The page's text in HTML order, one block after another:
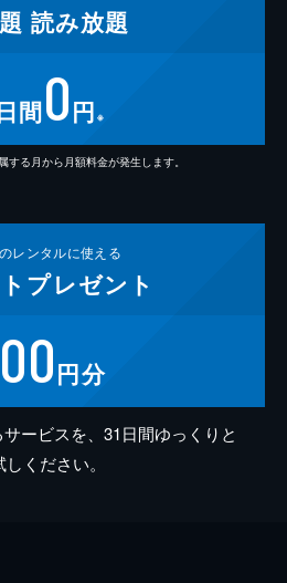
読み放題
間0円 ※
る月から月額料金が発生します。
レンタルに使える
プレゼント
円分
ービスを、31日間ゆっくりと
しください。